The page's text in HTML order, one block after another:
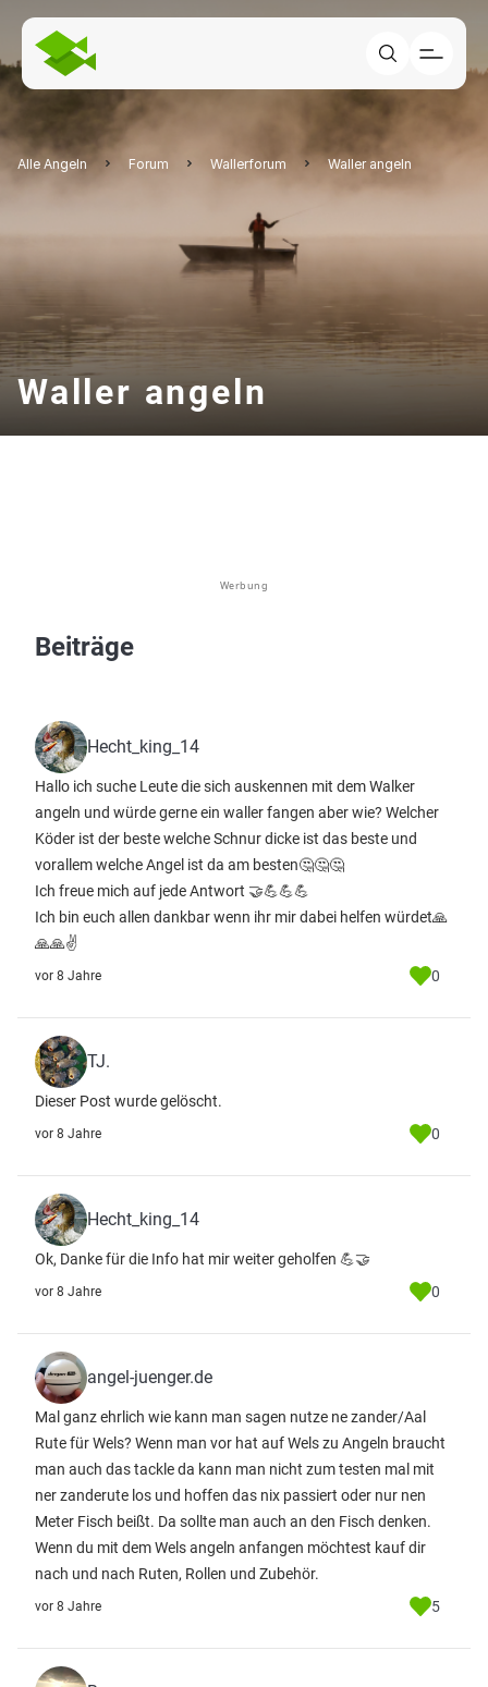
Alle Angeln Forum Wallerforum Waller angeln
Waller angeln
Werbung
Beiträge
Hecht_king_14
Hallo ich suche Leute die sich auskennen mit dem Walker
angeln und würde gerne ein waller fangen aber wie? Welcher
Köder ist der beste welche Schnur dicke ist das beste und
vorallem welche Angel ist da am besten🤔🤔🤔
Ich freue mich auf jede Antwort 🤝💪💪💪
Ich bin euch allen dankbar wenn ihr mir dabei helfen würdet🙏
🙏🙏✌️
vor 8 Jahre 0
TJ.
Dieser Post wurde gelöscht.
vor 8 Jahre 0
Hecht_king_14
Ok, Danke für die Info hat mir weiter geholfen 💪🤝
vor 8 Jahre 0
angel-juenger.de
Mal ganz ehrlich wie kann man sagen nutze ne zander/Aal
Rute für Wels? Wenn man vor hat auf Wels zu Angeln braucht
man auch das tackle da kann man nicht zum testen mal mit
ner zanderute los und hoffen das nix passiert oder nur nen
Meter Fisch beißt. Da sollte man auch an den Fisch denken.
Wenn du mit dem Wels angeln anfangen möchtest kauf dir
nach und nach Ruten, Rollen und Zubehör.
vor 8 Jahre 5